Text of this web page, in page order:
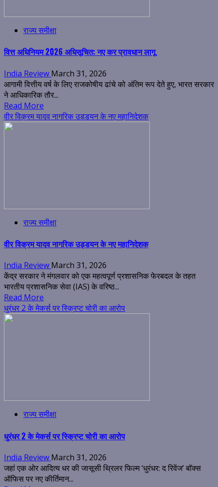
राज्य समीक्षा
वित्त अधिनियम 2026 अधिसूचित: नए कर प्रावधान लागू
India Review March 31, 2026
आगामी वित्तीय वर्ष के लिए राजकोषीय ढांचे को अंतिम रूप देते हुए, भारत सरकार
ने आधिकारिक तौर...
Read More
वीर विक्रम यादव नागरिक उड्डयन के नए महानिदेशक
राज्य समीक्षा
वीर विक्रम यादव नागरिक उड्डयन के नए महानिदेशक
India Review March 31, 2026
केंद्र सरकार ने मंगलवार को एक महत्वपूर्ण प्रशासनिक फेरबदल के तहत
भारतीय प्रशासनिक सेवा (IAS) के वरिष्ठ...
Read More
धुरंधर 2 के मेकर्स पर स्क्रिप्ट चोरी का आरोप
राज्य समीक्षा
धुरंधर 2 के मेकर्स पर स्क्रिप्ट चोरी का आरोप
India Review March 31, 2026
जहां एक ओर आदित्य धर की जासूसी थ्रिलर फिल्म ‘धुरंधर: द रिवेंज’ बॉक्स
ऑफिस पर नए कीर्तिमान...